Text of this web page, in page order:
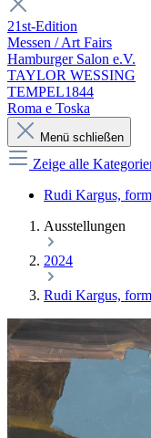
21st-Edition
Messen / Art Fairs
Hamburger Salon e.V.
TAYLOR WESSING
TEMPEL1844
Roma e Toska
Menü schließen
Zeige alle
Rudi Kargus,
Ausstellungen
2024
Rudi Kargus,